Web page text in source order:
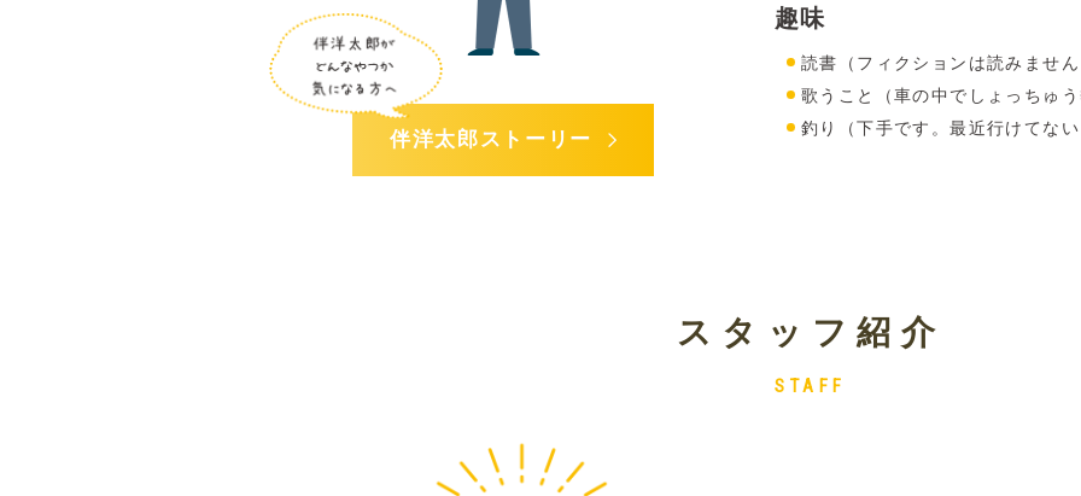
伴洋太郎ストーリー
趣味
読書（フィクションは読みませ
歌うこと（車の中でしょっちゅ
釣り（下手です。最近行けてな
スタッフ紹介
STAFF